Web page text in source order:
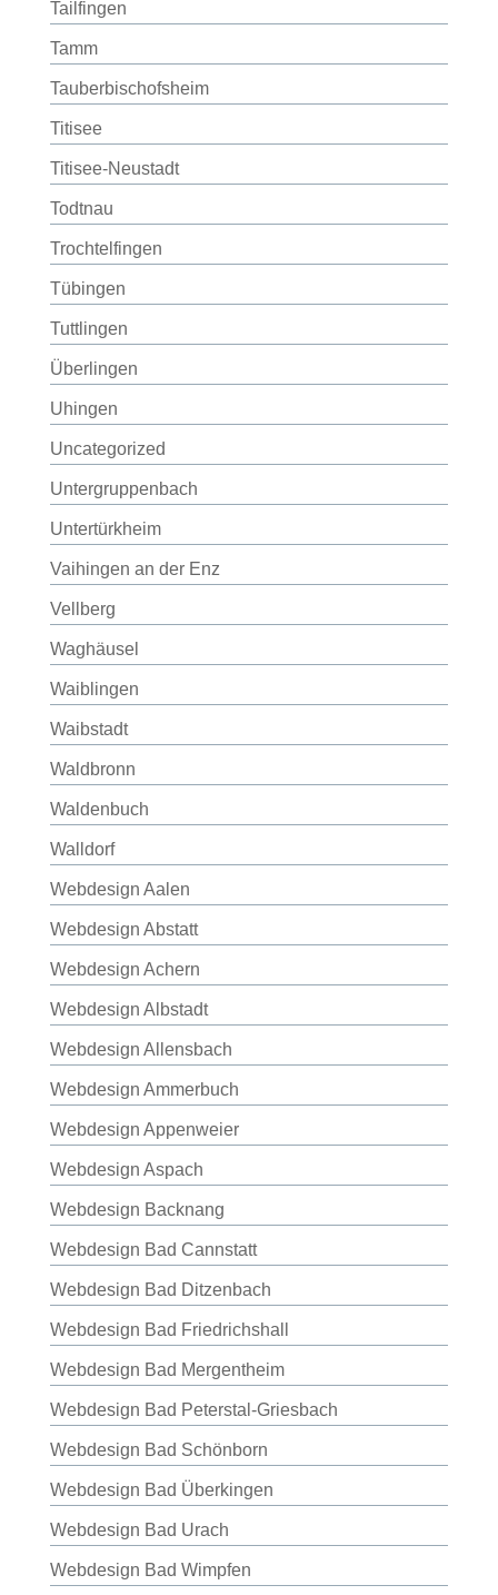
Tailfingen
Tamm
Tauberbischofsheim
Titisee
Titisee-Neustadt
Todtnau
Trochtelfingen
Tübingen
Tuttlingen
Überlingen
Uhingen
Uncategorized
Untergruppenbach
Untertürkheim
Vaihingen an der Enz
Vellberg
Waghäusel
Waiblingen
Waibstadt
Waldbronn
Waldenbuch
Walldorf
Webdesign Aalen
Webdesign Abstatt
Webdesign Achern
Webdesign Albstadt
Webdesign Allensbach
Webdesign Ammerbuch
Webdesign Appenweier
Webdesign Aspach
Webdesign Backnang
Webdesign Bad Cannstatt
Webdesign Bad Ditzenbach
Webdesign Bad Friedrichshall
Webdesign Bad Mergentheim
Webdesign Bad Peterstal-Griesbach
Webdesign Bad Schönborn
Webdesign Bad Überkingen
Webdesign Bad Urach
Webdesign Bad Wimpfen